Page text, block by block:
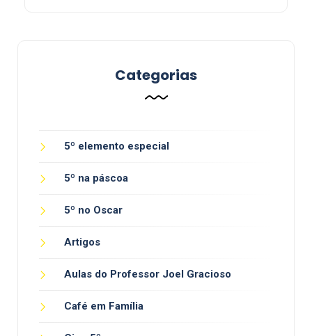
Categorias
5º elemento especial
5º na páscoa
5º no Oscar
Artigos
Aulas do Professor Joel Gracioso
Café em Família